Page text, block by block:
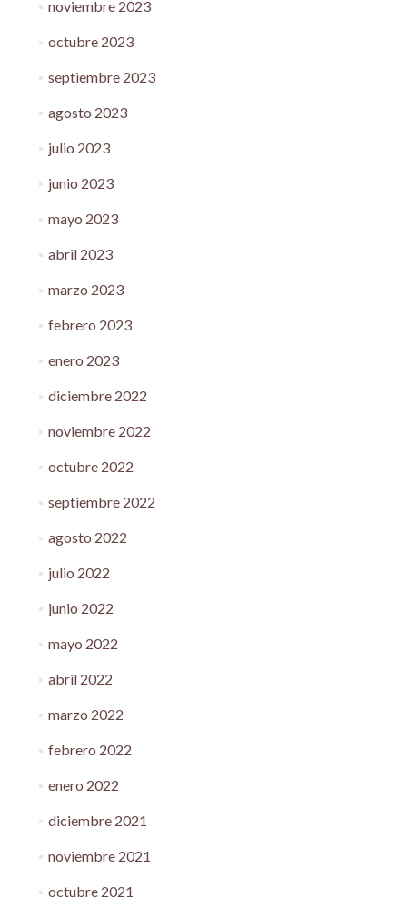
noviembre 2023
octubre 2023
septiembre 2023
agosto 2023
julio 2023
junio 2023
mayo 2023
abril 2023
marzo 2023
febrero 2023
enero 2023
diciembre 2022
noviembre 2022
octubre 2022
septiembre 2022
agosto 2022
julio 2022
junio 2022
mayo 2022
abril 2022
marzo 2022
febrero 2022
enero 2022
diciembre 2021
noviembre 2021
octubre 2021